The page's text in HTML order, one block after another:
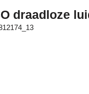
draadloze